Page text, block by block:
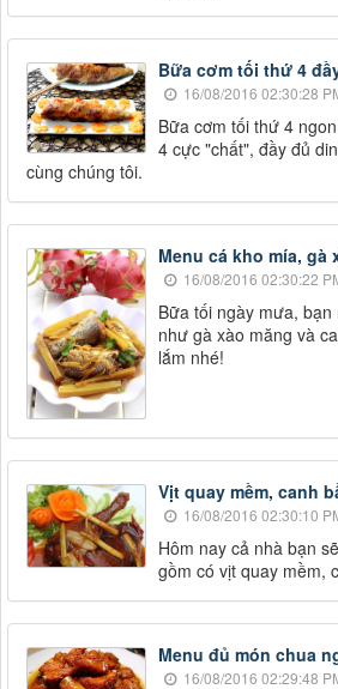
Bữa cơm tối thứ 4
16/08/2016 02:30:28
Bữa cơm tối thứ 4
4 cực "chất", đầy đủ
cùng chúng tôi.
Menu cá kho mía,
16/08/2016 02:30:22
Bữa tối ngày mưa,
như gà xào măng và
lắm nhé!
Vịt quay mềm, canh
16/08/2016 02:30:10
Hôm nay cả nhà bạn
gồm có vịt quay mềm,
Menu đủ món chua
16/08/2016 02:29:48